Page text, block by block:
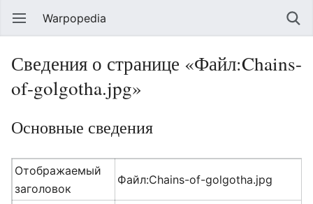
Warpopedia
Сведения о странице «Файл:Chains-
of-golgotha.jpg»
Основные сведения
Отображаемый
заголовок
Файл:Chains-of-golgotha.jpg